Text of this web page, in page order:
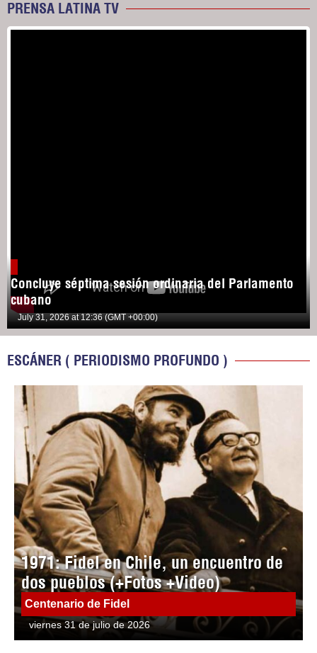
PRENSA LATINA TV
Concluye séptima sesión ordinaria del Parlamento
cubano
July 31, 2026 at 12:36 (GMT +00:00)
ESCÁNER ( PERIODISMO PROFUNDO )
1971: Fidel en Chile, un encuentro de
dos pueblos (+Fotos +Video)
Centenario de Fidel
viernes 31 de julio de 2026